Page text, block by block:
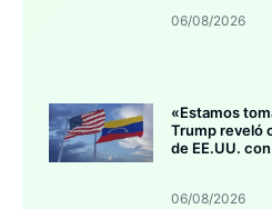
06/08/2026
«Estamos
Trump reveló
de EE.UU.
06/08/2026